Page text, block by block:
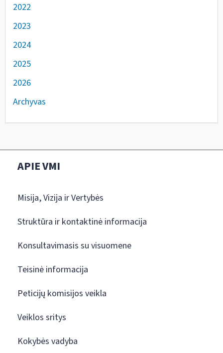
2022
2023
2024
2025
2026
Archyvas
APIE VMI
Misija, Vizija ir Vertybės
Struktūra ir kontaktinė informacija
Konsultavimasis su visuomene
Teisinė informacija
Peticijų komisijos veikla
Veiklos sritys
Kokybės vadyba